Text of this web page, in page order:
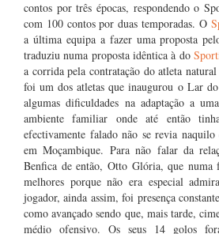
contos por três épocas, respondendo o
com 100 contos por duas temporadas. O
a última equipa a fazer uma proposta
traduziu numa proposta idêntica à do
a corrida pela contratação do atleta
foi um dos atletas que inaugurou o Lar
algumas dificuldades na adaptação a
ambiente familiar onde até então
efectivamente falado não se revia
em Moçambique. Para não falar da
Benfica de então, Otto Glória, que numa
melhores porque não era especial
jogador, ainda assim, foi presença
como avançado sendo que, mais tarde,
médio ofensivo. Os seus 14 golos